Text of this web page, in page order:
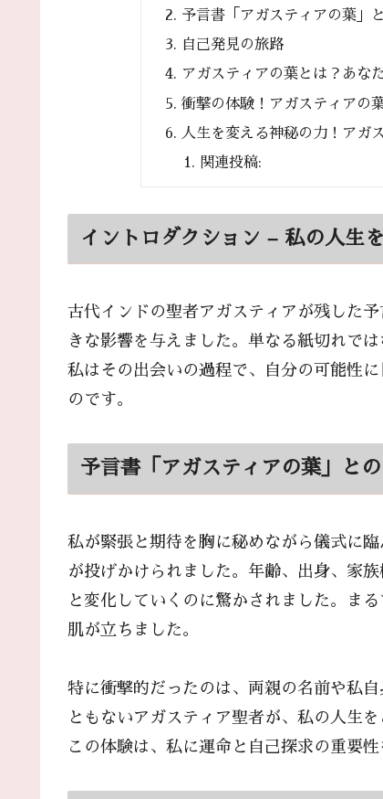
予言書「アガスティアの葉」
自己発見の旅路
アガスティアの葉とは？あな
衝撃の体験！アガスティアの
人生を変える神秘の力！アガ
関連投稿:
イントロダクション – 私の人生
古代インドの聖者アガスティアが残した
きな影響を与えました。単なる紙切れで
私はその出会いの過程で、自分の可能性
のです。
予言書「アガスティアの葉」と
私が緊張と期待を胸に秘めながら儀式に
が投げかけられました。年齢、出身、家
と変化していくのに驚かされました。ま
肌が立ちました。
特に衝撃的だったのは、両親の名前や私
ともないアガスティア聖者が、私の人生
この体験は、私に運命と自己探求の重要性